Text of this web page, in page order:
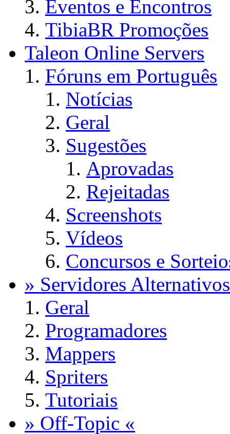
Eventos e Encontros
TibiaBR Promoções
Taleon Online Servers
Fóruns em Português
Notícias
Geral
Sugestões
Aprovadas
Rejeitadas
Screenshots
Vídeos
Concursos e
» Servidores
Geral
Programadores
Mappers
Spriters
Tutoriais
» Off-Topic «